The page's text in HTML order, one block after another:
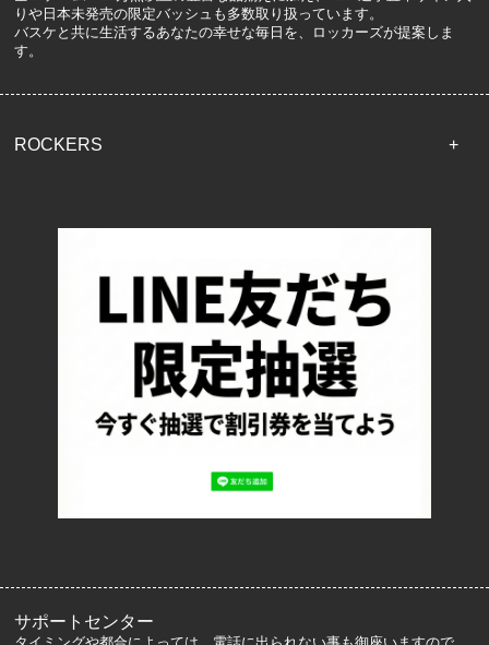
りや日本未発売の限定バッシュも多数取り扱っています。
バスケと共に生活するあなたの幸せな毎日を、ロッカーズが提案しま
す。
ROCKERS
配送・送料について
お支払い方法について
特定商取引法に基づく表記
プライバシーポリシー
ロッカーズについて
サポートセンター